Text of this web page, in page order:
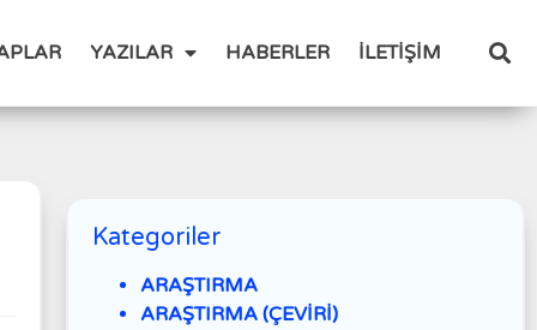
YAZILAR HABERLER İLETİŞİM
Kategoriler
ARAŞTIRMA
ARAŞTIRMA (ÇEVİRİ)